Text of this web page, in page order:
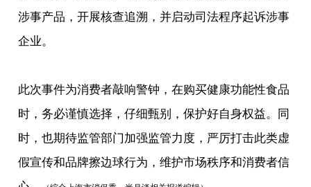
涉事产品，开展核查追溯，并启动司法程序起诉涉事
企业。
此次事件为消费者敲响警钟，在购买健康功能性食品
时，务必谨慎选择，仔细甄别，保护好自身权益。同
时，也期待监管部门加强监管力度，严厉打击此类虚
假宣传和品牌擦边球行为，维护市场秩序和消费者信